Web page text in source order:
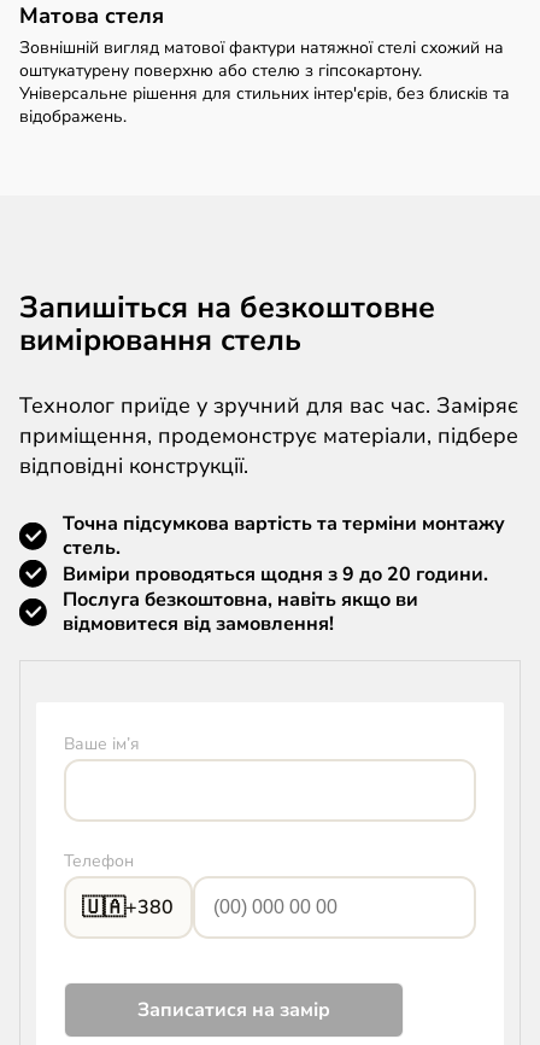
Матова стеля
Зовнішній вигляд матової фактури натяжної стелі схожий на
оштукатурену поверхню або стелю з гіпсокартону.
Універсальне рішення для стильних інтер'єрів, без блисків та
відображень.
Запишіться на безкоштовне
вимірювання стель
Технолог приїде у зручний для вас час. Заміряє
приміщення, продемонструє матеріали, підбере
відповідні конструкції.
Точна підсумкова вартість та терміни монтажу
стель.
Виміри проводяться щодня з 9 до 20 години.
Послуга безкоштовна, навіть якщо ви
відмовитеся від замовлення!
Ваше ім’я
Телефон
🇺🇦+380